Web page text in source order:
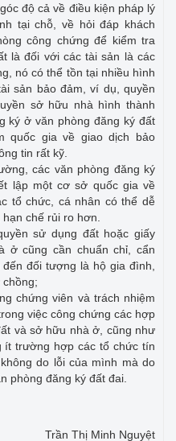
độ cả về điều kiện pháp lý
tại chỗ, về hỏi đáp khách
công chứng để kiểm tra
là đối với các tài sản là các
nó có thể tồn tại nhiều hình
sản bảo đảm, ví dụ, quyền
sở hữu nhà hình thành
ký ở văn phòng đăng ký đất
quốc gia về giao dịch bảo
tin rất kỹ.
các văn phòng đăng ký
lập một cơ sở quốc gia về
tổ chức, cá nhân có thể dễ
chế rủi ro hơn.
sử dụng đất hoặc giấy
ở cũng cần chuẩn chỉ, cẩn
đối tượng là hộ gia đình,
chứng viên và trách nhiệm
việc công chứng các hợp
và sở hữu nhà ở, cũng như
ít trường hợp các tổ chức tín
do lỗi của mình mà do
phòng đăng ký đất đai.
Trần Thị Minh Nguyệt